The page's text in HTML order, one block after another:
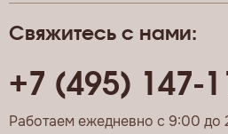
Свяжитесь с нами:
+7 (495) 147-
Работаем ежедневно с 9:00 до